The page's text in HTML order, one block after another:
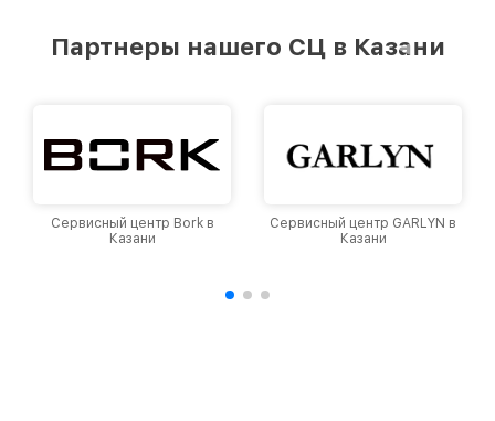
Партнеры нашего СЦ в Казани
центр Bork в
Сервисный центр GARLYN в